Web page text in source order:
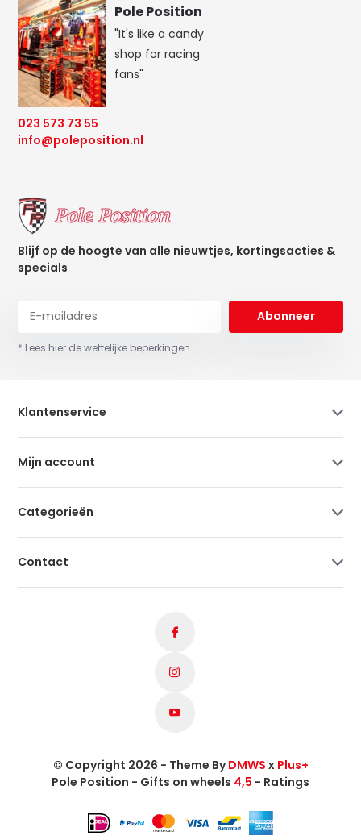
Pole Position
"It's like a candy
shop for racing
fans"
023 573 73 55
info@poleposition.nl
Blijf op de hoogte van alle nieuwtjes, kortingsacties &
specials
Abonneer
* Lees hier de wettelijke beperkingen
Klantenservice
Mijn account
Categorieën
Contact
© Copyright 2026 - Theme ByDMWS x Plus+
Pole Position - Gifts on wheels 4,5 - Ratings